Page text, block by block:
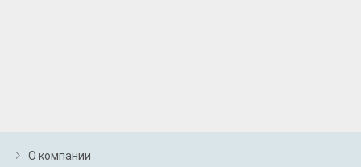
О компании